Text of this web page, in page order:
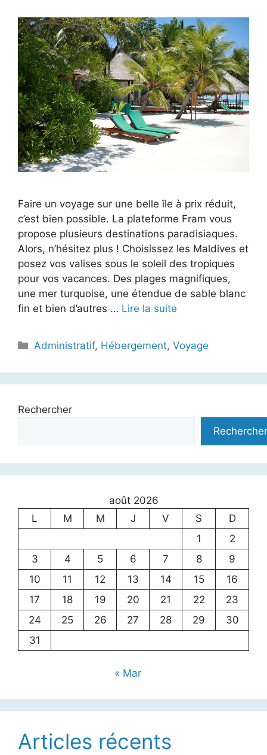
Faire un voyage sur une belle île à prix réduit,
c’est bien possible. La plateforme Fram vous
propose plusieurs destinations paradisiaques.
Alors, n’hésitez plus ! Choisissez les Maldives et
posez vos valises sous le soleil des tropiques
pour vos vacances. Des plages magnifiques,
une mer turquoise, une étendue de sable blanc
fin et bien d’autres … Lire la suite
Catégories
Administratif, Hébergement,Voyage
Rechercher
Rechercher
août 2026
L
M M J V S
D
1
2
3
4 5 6 7 8
9
10
11 12 13 14 15
16
17
18 19 20 21 22
23
24
25 26 27 28 29
30
31
« Mar
Articles récents